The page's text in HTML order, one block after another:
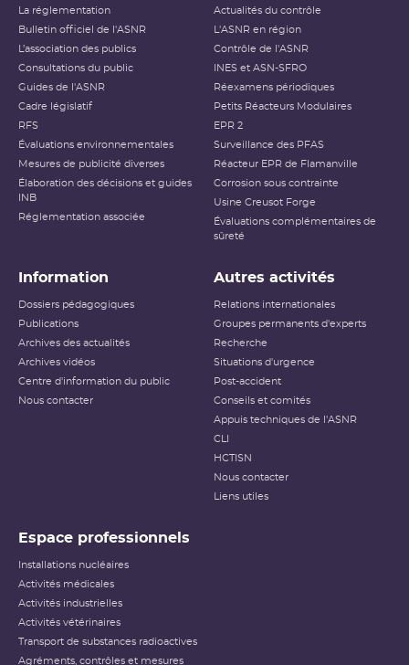
La réglementation
Bulletin officiel de l'ASNR
L’association des publics
Consultations du public
Guides de l'ASNR
Cadre législatif
RFS
Évaluations environnementales
Mesures de publicité diverses
Élaboration des décisions et guides
INB
Réglementation associée
Actualités du contrôle
L'ASNR en région
Contrôle de l'ASNR
INES et ASN-SFRO
Réexamens périodiques
Petits Réacteurs Modulaires
EPR 2
Surveillance des PFAS
Réacteur EPR de Flamanville
Corrosion sous contrainte
Usine Creusot Forge
Évaluations complémentaires de
sûreté
Information
Dossiers pédagogiques
Publications
Archives des actualités
Archives vidéos
Centre d'information du public
Nous contacter
Autres activités
Relations internationales
Groupes permanents d'experts
Recherche
Situations d'urgence
Post-accident
Conseils et comités
Appuis techniques de l'ASNR
CLI
HCTISN
Nous contacter
Liens utiles
Espace professionnels
Installations nucléaires
Activités médicales
Activités industrielles
Activités vétérinaires
Transport de substances radioactives
Agréments, contrôles et mesures